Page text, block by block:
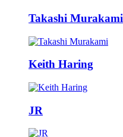
Takashi Murakami
Keith Haring
JR